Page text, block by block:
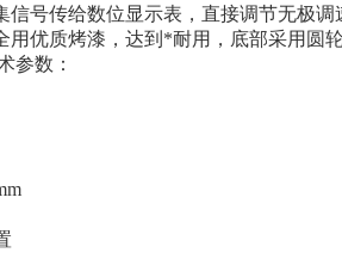
信号传给数位显示表，直接调节无极调
用优质烤漆，达到*耐用，底部采用圆
参数：